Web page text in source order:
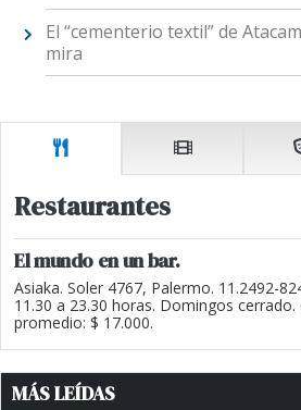
El “cementerio textil” de
mira
Restaurantes
El mundo en un bar.
Asiaka. Soler 4767, Palermo. 11.2492-
11.30 a 23.30 horas. Domingos
promedio: $ 17.000.
MÁS LEÍDAS